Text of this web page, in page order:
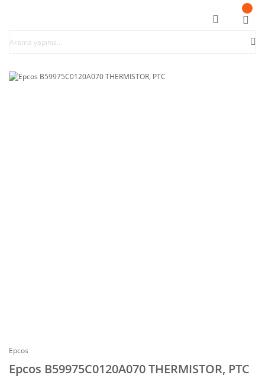
Epcos
Epcos B59975C0120A070 THERMISTOR, PTC